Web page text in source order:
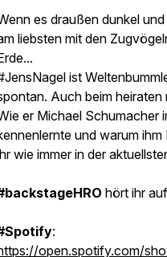
es draußen dunkel
liebsten mit den
ist
Auch beim
er Michael Schumacher
und warum
wie immer in der
hört ihr auf
:
open.spotify.com/